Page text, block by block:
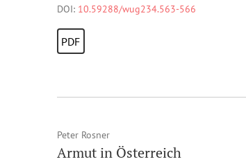
DOI: 10.59288/wug234.563-566
PDF
Peter Rosner
Armut in Österreich